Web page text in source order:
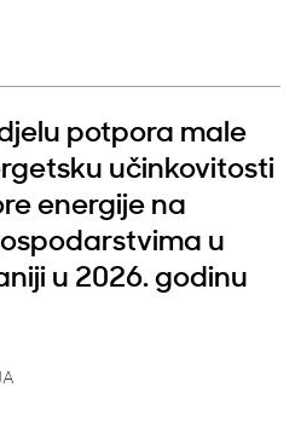
potpora male
učinkovitosti
energije na
u
u 2026. godinu